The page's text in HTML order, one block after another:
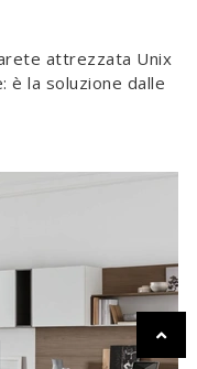
attrezzata Unix
è la soluzione dalle